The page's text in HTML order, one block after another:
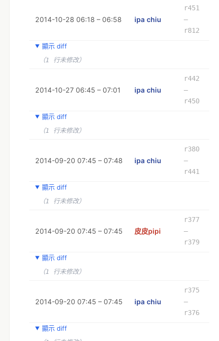
2014-10-28 06:18 – 06:58 ipa chiu
r451
–
r812
顯示 diff
（1 行未修改）
2014-10-27 06:45 – 07:01 ipa chiu
r442
–
r450
顯示 diff
（1 行未修改）
2014-09-20 07:45 – 07:48 ipa chiu
r380
–
r441
顯示 diff
（1 行未修改）
2014-09-20 07:45 – 07:45 皮皮pipi
r377
–
r379
顯示 diff
（1 行未修改）
2014-09-20 07:45 – 07:45 ipa chiu
r375
–
r376
顯示 diff